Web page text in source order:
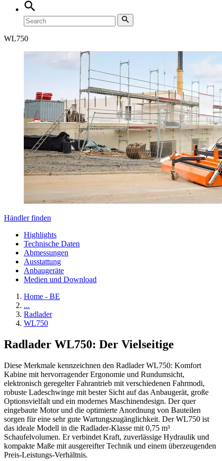
WL750
Händler finden
Highlights
Technische Daten
Abmessungen
Ausstattung
Anbaugeräte
Medien und Download
Home - BE
...
Radlader
WL750
Radlader WL750: Der Vielseitige
Diese Merkmale kennzeichnen den Radlader WL750: Komfort
Kabine mit hervorragender Ergonomie und Rundumsicht,
elektronisch geregelter Fahrantrieb mit verschiedenen Fahrmodi,
robuste Ladeschwinge mit bester Sicht auf das Anbaugerät, große
Optionsvielfalt und ein modernes Maschinendesign. Der quer
eingebaute Motor und die optimierte Anordnung von Bauteilen
sorgen für eine sehr gute Wartungszugänglichkeit. Der WL750 ist
das ideale Modell in die Radlader-Klasse mit 0,75 m³
Schaufelvolumen. Er verbindet Kraft, zuverlässige Hydraulik und
kompakte Maße mit ausgereifter Technik und einem überzeugenden
Preis-Leistungs-Verhältnis.